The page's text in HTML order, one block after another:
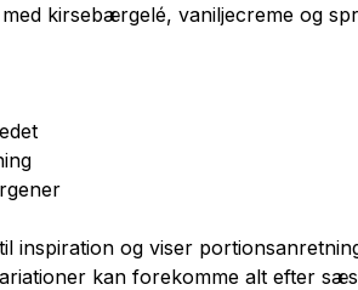
kirsebærgelé, vaniljecreme og
inspiration og viser
kan forekomme alt efter